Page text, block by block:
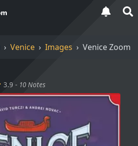
Venice Images Venice Zoom
()
3.9 - 10 Notes